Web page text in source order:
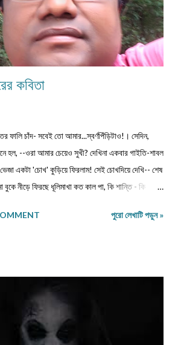
কবিতা
ফালি চাঁদ- সবেই তো আমার...স্বর্ণপিঁড়িটাও!। সেদিন,
হল, --ওরা আমার চেয়েও সুখী? দেখিনা একবার গাইতি-শাবল
ভেজা একটা 'চোখ' কুড়িয়ে ফিরলাম! সেই চোখদিয়ে দেখি-- শেষ
নীড়ে ফিরছে ধূলিমাখা কত কাল পা, কি শান্তি - কি
আসে শিশিরস্নাত কালনিশি-- মাঝের ব্যবধান মুছে দেয়
পুরো লেখাটি পড়ুন »